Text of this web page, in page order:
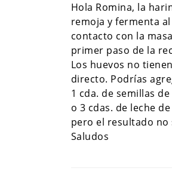
Hola Romina, la
remoja y fermenta
contacto con la
primer paso de la
Los huevos no
directo. Podrías
1 cda. de semillas
o 3 cdas. de leche
pero el resultado no
Saludos